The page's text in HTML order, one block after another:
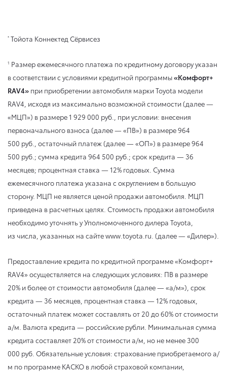
* Тойота Коннектед Сёрвисез
1 Размер ежемесячного платежа по кредитному договору указан
в соответствии с условиями кредитной программы«Комфорт+
RAV4» при приобретении автомобиля марки Toyota модели
RAV4, исходя из максимально возможной стоимости (далее —
«МЦП») в размере 1 929 000 руб., при условии: внесения
первоначального взноса (далее — «ПВ») в размере 964
500 руб., остаточный платеж (далее — «ОП») в размере 964
500 руб.; сумма кредита 964 500 руб.; срок кредита — 36
месяцев; процентная ставка — 12% годовых. Сумма
ежемесячного платежа указана с округлением в большую
сторону. МЦП не является ценой продажи автомобиля. МЦП
приведена в расчетных целях. Стоимость продажи автомобиля
необходимо уточнять у Уполномоченного дилера Toyota,
из числа, указанных на сайте www.toyota.ru. (далее — «Дилер»).
Предоставление кредита по кредитной программе «Комфорт+
RAV4» осуществляется на следующих условиях: ПВ в размере
20% и более от стоимости автомобиля (далее — «а/м»), срок
кредита — 36 месяцев, процентная ставка — 12% годовых,
остаточный платеж может составлять от 20 до 60% от стоимости
а/м. Валюта кредита — российские рубли. Минимальная сумма
кредита составляет 20% от стоимости а/м, но не менее 300
000 руб. Обязательные условия: страхование приобретаемого а/
м по программе КАСКО в любой страховой компании,